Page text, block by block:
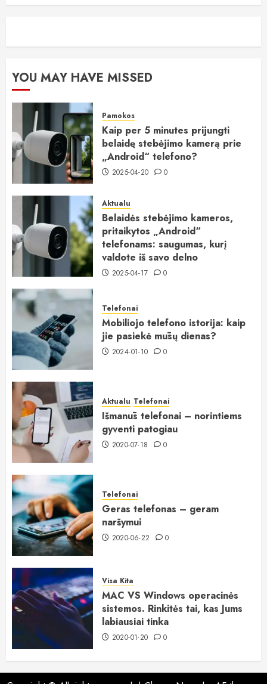
YOU MAY HAVE MISSED
Pamokos
Kaip per 5 minutes prijungti
belaidę stebėjimo kamerą prie
„Android“ telefono?
2025-04-20 0
Aktualu
Belaidės stebėjimo kameros,
pritaikytos „Android“
telefonams: saugumas, kurį
valdote iš savo delno
2025-04-17 0
Telefonai
Mobiliojo telefono istorija: kaip
jie pasiekė mūsų dienas?
2024-01-10 0
Aktualu Telefonai
Išmanūs telefonai – norintiems
gyventi patogiau
2020-07-18 0
Telefonai
Geras telefonas – geram
naršymui
2020-06-22 0
Visa Kita
MAC VS Windows operacinės
sistemos. Rinkitės tai, kas Jums
labiausiai tinka
2020-01-20 0